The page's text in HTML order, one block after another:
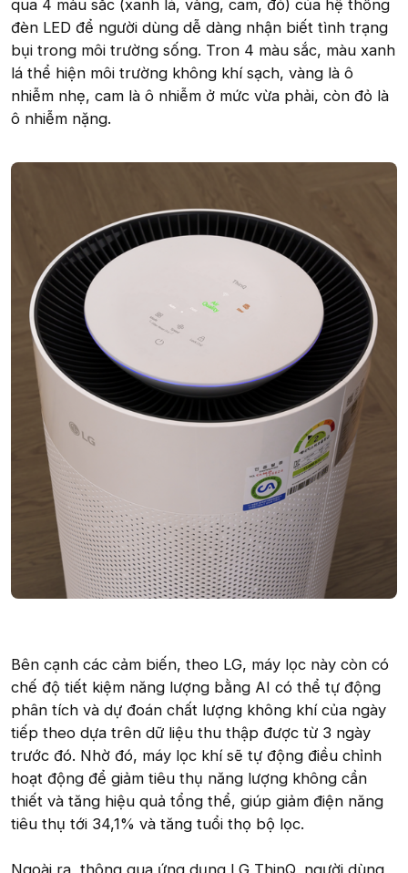
qua 4 màu sắc (xanh lá, vàng, cam, đỏ) của hệ thống
đèn LED để người dùng dễ dàng nhận biết tình trạng
bụi trong môi trường sống. Tron 4 màu sắc, màu xanh
lá thể hiện môi trường không khí sạch, vàng là ô
nhiễm nhẹ, cam là ô nhiễm ở mức vừa phải, còn đỏ là
ô nhiễm nặng.
Bên cạnh các cảm biến, theo LG, máy lọc này còn có
chế độ tiết kiệm năng lượng bằng AI có thể tự động
phân tích và dự đoán chất lượng không khí của ngày
tiếp theo dựa trên dữ liệu thu thập được từ 3 ngày
trước đó. Nhờ đó, máy lọc khí sẽ tự động điều chỉnh
hoạt động để giảm tiêu thụ năng lượng không cần
thiết và tăng hiệu quả tổng thể, giúp giảm điện năng
tiêu thụ tới 34,1% và tăng tuổi thọ bộ lọc.
Ngoài ra, thông qua ứng dụng LG ThinQ, người dùng